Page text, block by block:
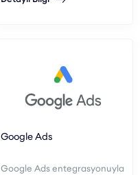
Google Ads
Google Ads entegrasyonuyla